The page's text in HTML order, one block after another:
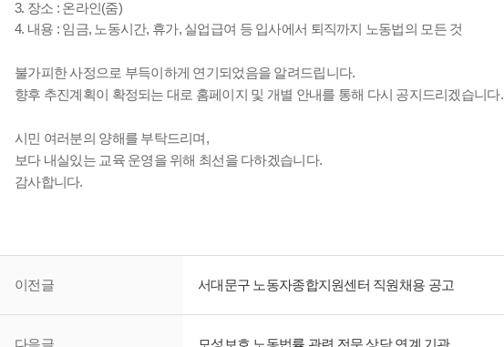
3. 장소 : 온라인(줌)
4. 내용 : 임금, 노동시간, 휴가, 실업급여 등 입사에서 퇴직까지 노동법의 모든 것
불가피한 사정으로 부득이하게 연기되었음을 알려드립니다.
향후 추진계획이 확정되는 대로 홈페이지 및 개별 안내를 통해 다시 공지드리겠습니다.
시민 여러분의 양해를 부탁드리며,
보다 내실있는 교육 운영을 위해 최선을 다하겠습니다.
감사합니다.
이전글 서대문구 노동자종합지원센터 직원채용 공고
다음글 모성보호 노동법률 관련 전문 상담 연계 기관